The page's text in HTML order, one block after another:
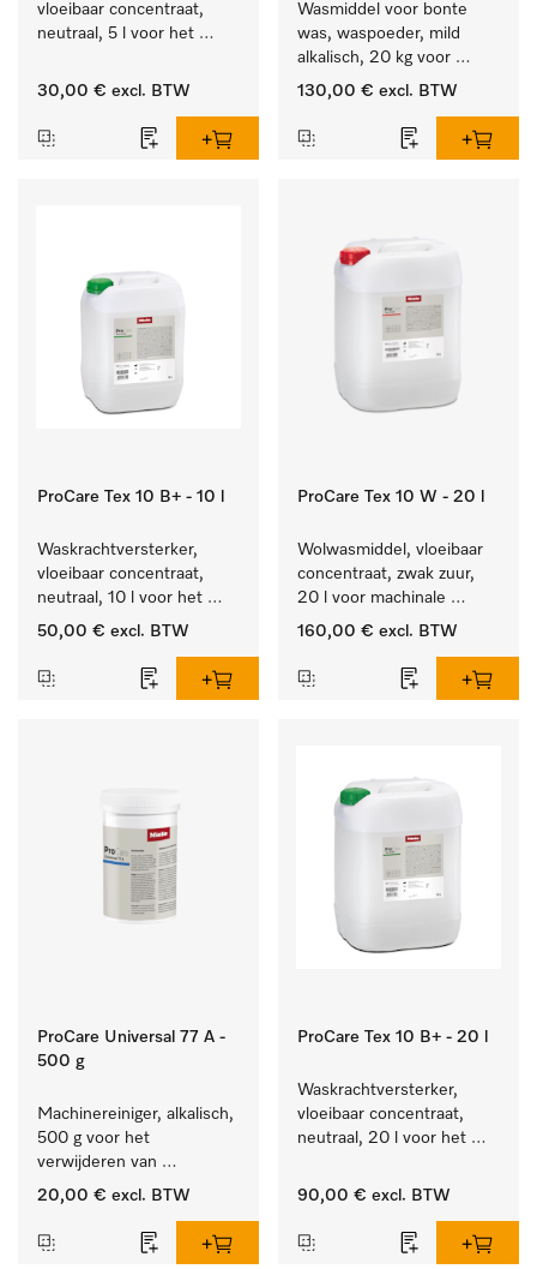
vloeibaar concentraat,
neutraal, 5 l voor het
vetvlekken.
30,00 € excl. BTW
Wasmiddel voor bonte
was, waspoeder, mild
alkalisch, 20 kg voor
behoud van kleur en
was.
130,00 € excl. BTW
ProCare Tex 10 B+ - 10 l
Waskrachtversterker,
vloeibaar concentraat,
neutraal, 10 l voor het
effectief verwijderen van
50,00 € excl. BTW
ProCare Tex 10 W - 20 l
Wolwasmiddel, vloeibaar
concentraat, zwak zuur,
20 l voor machinale
reiniging van wol.
160,00 € excl. BTW
ProCare Universal 77 A -
500 g
Machinereiniger, alkalisch,
500 g voor het
verwijderen van
hardnekkige
20,00 € excl. BTW
ProCare Tex 10 B+ - 20 l
Waskrachtversterker,
vloeibaar concentraat,
neutraal, 20 l voor het
vetvlekken.
90,00 € excl. BTW